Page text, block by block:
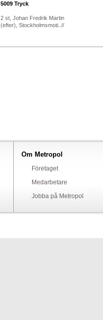
5009 Tryck
2 st, Johan Fredrik Martin
(efter), Stockholmsmoti..//
Om Metropol
Företaget
Medarbetare
Jobba på Metropol